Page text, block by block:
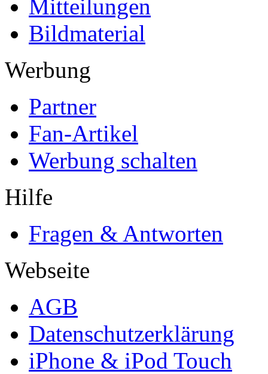
Mitteilungen
Bildmaterial
Werbung
Partner
Fan-Artikel
Werbung schalten
Hilfe
Fragen & Antworten
Webseite
AGB
Datenschutzerklärung
iPhone & iPod Touch